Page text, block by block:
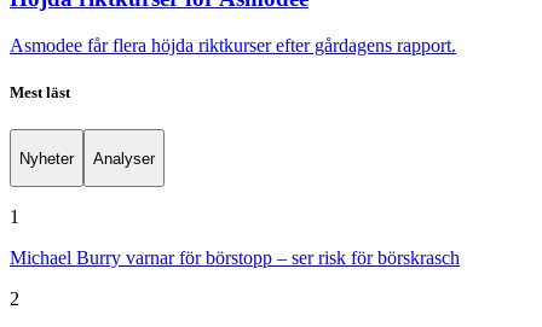
Asmodee får flera höjda riktkurser efter gårdagens rapport.
Mest läst
Nyheter Analyser
1
Michael Burry varnar för börstopp – ser risk för börskrasch
2